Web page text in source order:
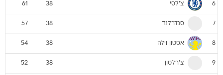
6 צ'לסי 38
61
7 סנדרלנד 38
57
8 אסטון וילה 38
54
9 צ'רלטון 38
52